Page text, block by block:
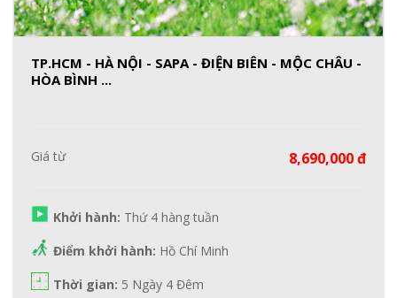
TP.HCM - HÀ NỘI - SAPA - ĐIỆN BIÊN - MỘC CHÂU -
HÒA BÌNH ...
Giá từ 8,690,000 đ
Khởi hành: Thứ 4 hàng tuần
Điểm khởi hành: Hồ Chí Minh
Thời gian: 5 Ngày 4 Đêm